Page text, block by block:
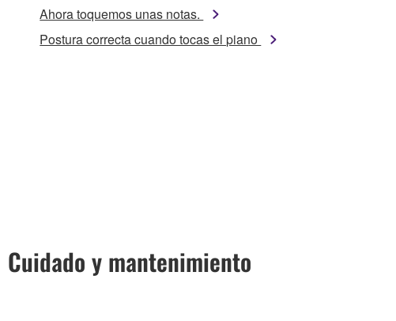
Ahora toquemos unas notas.
Postura correcta cuando tocas el piano
Cuidado y mantenimiento